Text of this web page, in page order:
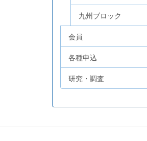
九州ブロック
会員
各種申込
研究・調査